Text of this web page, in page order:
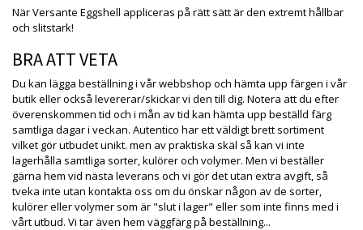
När Versante Eggshell appliceras på rätt sätt är den extremt hållbar
och slitstark!
BRA ATT VETA
Du kan lägga beställning i vår webbshop och hämta upp färgen i vår
butik eller också levererar/skickar vi den till dig. Notera att du efter
överenskommen tid och i mån av tid kan hämta upp beställd färg
samtliga dagar i veckan. Autentico har ett väldigt brett sortiment
vilket gör utbudet unikt. men av praktiska skäl så kan vi inte
lagerhålla samtliga sorter, kulörer och volymer. Men vi beställer
gärna hem vid nästa leverans och vi gör det utan extra avgift, så
tveka inte utan kontakta oss om du önskar någon av de sorter,
kulörer eller volymer som är "slut i lager" eller som inte finns med i
vårt utbud. Vi tar även hem väggfärg på beställning...